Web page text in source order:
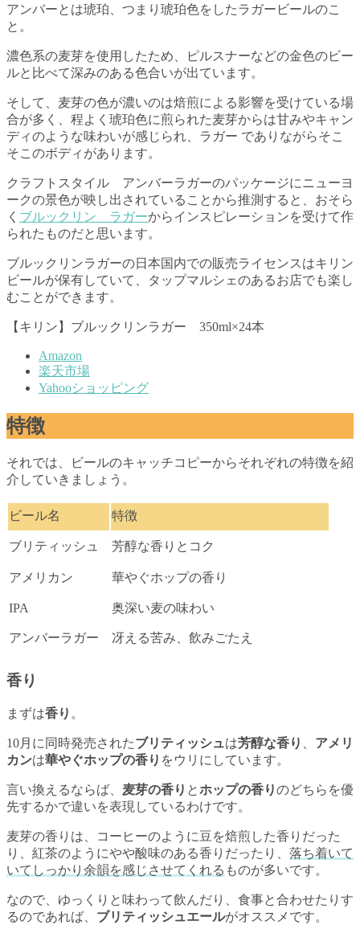
アンバーとは琥珀、つまり琥珀色をしたラガービールのこ
と。
濃色系の麦芽を使用したため、ピルスナーなどの金色のビー
ルと比べて深みのある色合いが出ています。
そして、麦芽の色が濃いのは焙煎による影響を受けている場
合が多く、程よく琥珀色に煎られた麦芽からは甘みやキャン
ディのような味わいが感じられ、ラガー でありながらそこ
そこのボディがあります。
クラフトスタイル アンバーラガーのパッケージにニューヨ
ークの景色が映し出されていることから推測すると、おそら
く ブルックリン ラガーからインスピレーションを受けて作
られたものだと思います。
ブルックリンラガーの日本国内での販売ライセンスはキリン
ビールが保有していて、タップマルシェのあるお店でも楽し
むことができます。
【キリン】ブルックリンラガー 350ml×24本
Amazon
楽天市場
Yahooショッピング
特徴
それでは、ビールのキャッチコピーからそれぞれの特徴を紹
介していきましょう。
ビール名 特徴
ブリティッシュ 芳醇な香りとコク
アメリカン 華やぐホップの香り
IPA 奥深い麦の味わい
アンバーラガー 冴える苦み、飲みごたえ
香り
まずは香り 。
10月に同時発売されたブリティッシュは芳醇な香り
アメリ
カンは華やぐホップの香り をウリにしています。
言い換えるならば、 麦芽の香り とホップの香りのどちらを優
先するかで違いを表現しているわけです。
麦芽の香りは、コーヒーのように豆を焙煎した香りだった
り、紅茶のようにやや酸味のある香りだったり、 落ち着いて
いてしっかり余韻を感じさせてくれる ものが多いです。
なので、ゆっくりと味わって飲んだり、食事と合わせたりす
るのであれば、 ブリティッシュエールがオススメです。